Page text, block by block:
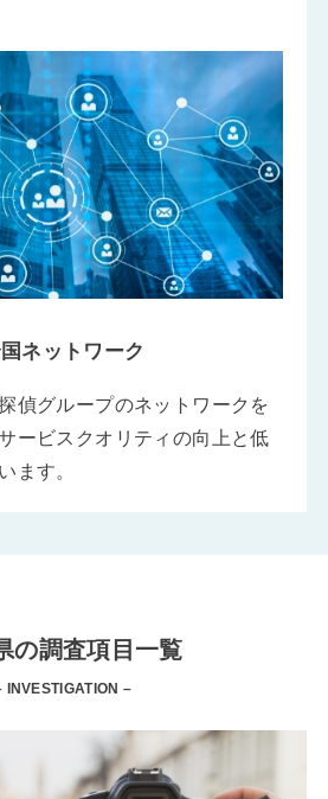
ネットワーク
偵グループのネットワークを
ービスクオリティの向上と低
ます。
の調査項目一覧
INVESTIGATION –